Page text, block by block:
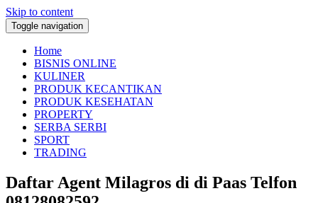
Skip to content
Toggle navigation
Home
BISNIS ONLINE
KULINER
PRODUK KECANTIKAN
PRODUK KESEHATAN
PROPERTY
SERBA SERBI
SPORT
TRADING
Daftar Agent Milagros di di Paas Telfon